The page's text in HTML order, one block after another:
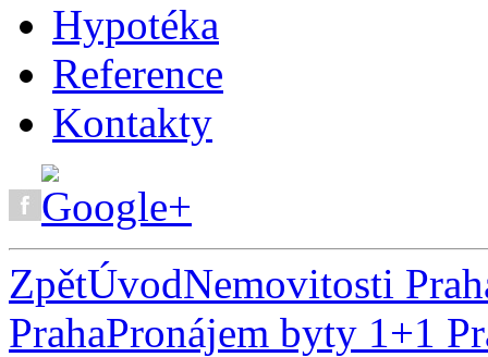
Hypotéka
Reference
Kontakty
ZpětÚvodNemovitosti
PrahaPronájem byty 1+1